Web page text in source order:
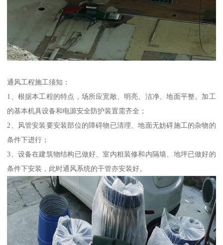
通风工程施工须知：
1、根据本工程的特点，场所应宽敞、明亮、洁净、地面平整。加工
的基本机具设备和电源安全防护装置需齐全；
2、风管安装要安装部位的障碍物已清理、地面无妨碍施工的杂物的
条件下进行；
3、设备在建筑物结构已做好、室内粗装修和内隔墙、地坪已做好的
条件下安装，此时通风系统的干管亦安装好。